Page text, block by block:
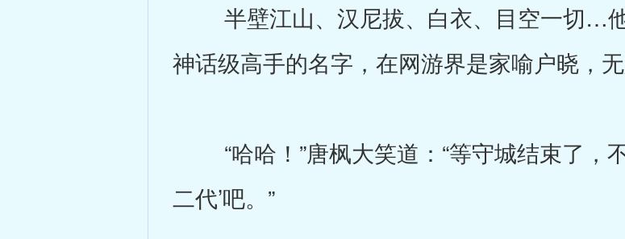
半壁江山、汉尼拔、白衣、目空一切…他
神话级高手的名字，在网游界是家喻户晓，无
“哈哈！”唐枫大笑道：“等守城结束了，
二代’吧。”